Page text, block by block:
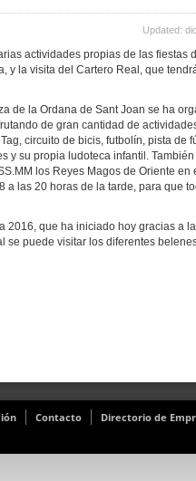
Updated:
actividades propias de las fiestas
y la visita del Cartero Real, que
de la Ordana de Sant Joan se ha
de gran cantidad de
circuito de bicis, futbolín, pista de
y su propia ludoteca infantil.
los Reyes Magos de Oriente en
a las 20 horas de la tarde, para que
2016, que ha iniciado hoy gracias a
se puede visitar los diferentes
Contacto Directorio de